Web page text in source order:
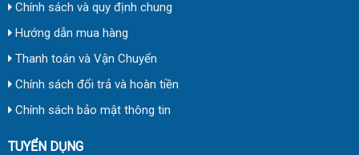
Chính sách và quy định chung
Hướng dẫn mua hàng
Thanh toán và Vận Chuyển
Chính sách đổi trả và hoàn tiền
Chính sách bảo mật thông tin
TUYỂN DỤNG